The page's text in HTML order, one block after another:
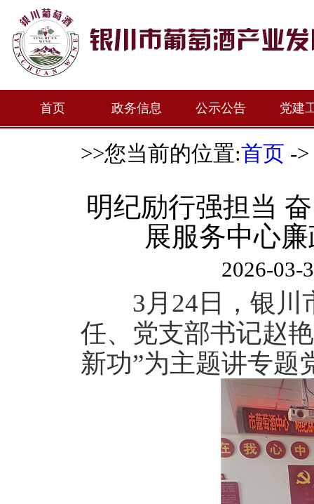
首页 政务信息 公示公告 党建
>>您当前的位置:首页 ->
明纪励行强担当
展服务中心
2026-
3月24日，银川
任、党支部书记赵
新功”为主题讲专题